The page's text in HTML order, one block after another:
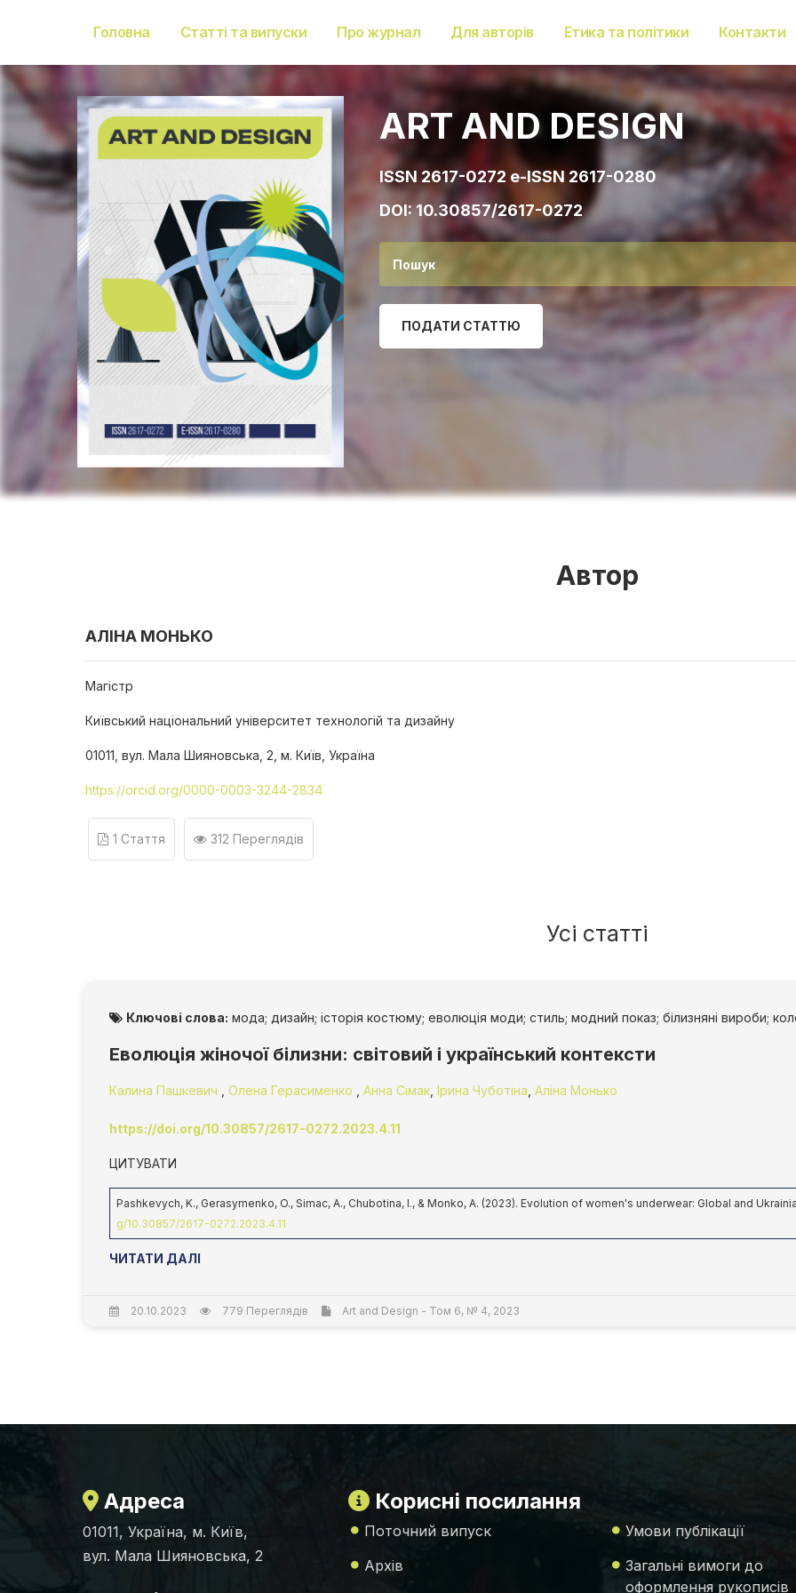
Головна Статті та випуски Про журнал Для авторів Етика та політики Контакти
ART AND DESIGN
ISSN 2617-0272 e-ISSN 2617-0280
DOI:10.30857/2617-0272
ПОДАТИ СТАТТЮ
Автор
АЛІНА МОНЬКО
Магістр
Київський національний університет технологій та дизайну
01011, вул. Мала Шияновська, 2, м. Київ, Україна
https://orcid.org/0000-0003-3244-2834
1 Стаття 312 Переглядів
Усі статті
Ключові слова: мода; дизайн; історія костюму; еволюція моди; стиль; модний показ; білизняні вироби;
Еволюція жіночої білизни: світовий і український контексти
Калина Пашкевич Олена Герасименко Анна Сімак Ірина Чуботіна Аліна Монько
https://doi.org/10.30857/2617-0272.2023.4.11
ЦИТУВАТИ
Pashkevych, K., Gerasymenko, O., Simac, A., Chubotina, I., & Monko, A. (2023). Evolution of women's underwear: Global and
g/10.30857/2617-0272.2023.4.11
ЧИТАТИ ДАЛІ
20.10.2023 779 Переглядів Art and Design - Том 6, № 4, 2023
Адреса
01011, Україна, м. Київ,
вул. Мала Шияновська, 2
Корисні посилання
Поточний випуск
Архів
Умови публікації
Загальні вимоги до
оформлення рукописів